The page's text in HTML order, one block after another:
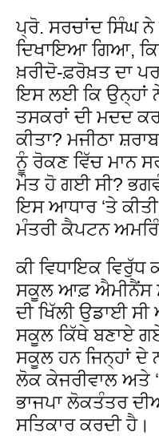
ਪ੍ਰੋ. ਸਰਚਾਂਦ ਸਿੰਘ ਨੇ
ਦਿਖਾਇਆ ਗਿਆ,
ਖ਼ਰੀਦੋ-ਫ਼ਰੋਖ਼ਤ ਦਾ
ਇਸ ਲਈ ਕਿ ਉਨ੍ਹਾਂ
ਤਸਕਰਾਂ ਦੀ ਮਦਦ
ਕੀਤਾ? ਮਜੀਠਾ
ਨੂੰ ਰੋਕਣ ਵਿੱਚ ਮਾਨ
ਮੌਤ ਹੋ ਗਈ ਸੀ?
ਇਸ ਆਧਾਰ ‘ਤੇ
ਮੰਤਰੀ ਕੈਪਟਨ
ਕੀ ਵਿਧਾਇਕ
ਸਕੂਲ ਆਫ਼ ਐਮੀਨੈਂਸ
ਦੀ ਖਿੱਲੀ ਉਡਾਈ
ਸਕੂਲ ਕਿੱਥੇ ਬਣਾਏ
ਸਕੂਲ ਹਨ ਜਿਨ੍ਹਾਂ ਦੇ
ਲੋਕ ਕੇਜਰੀਵਾਲ ਅਤੇ
ਭਾਜਪਾ ਲੋਕਤੰਤਰ
ਸਤਿਕਾਰ ਕਰਦੀ ਹੈ।